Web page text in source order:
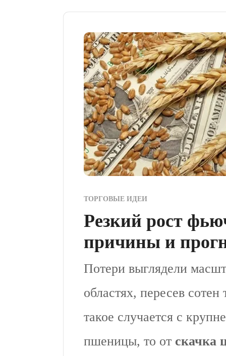
ТОРГОВЫЕ ИДЕИ
Резкий рост
причины и
Потери выглядели
областях, пересев
такое случается с
пшеницы, то от скачка